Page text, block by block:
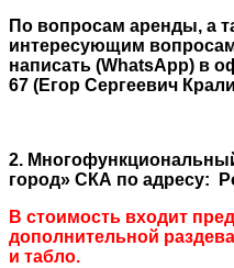
По вопросам аренды, а
интересующим
написать (WhatsApp) в
67 (Егор Сергеевич
2.
город» СКА по адресу:
В стоимость входит
дополнительной
и табло.